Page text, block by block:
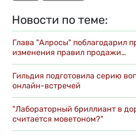
Новости по теме:
Глава "Алросы" поблагодарил
изменения правил продажи…
Гильдия подготовила серию
онлайн-встречей
"Лабораторный бриллиант в
считается моветоном?"